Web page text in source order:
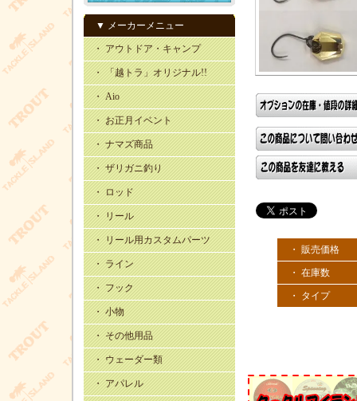
▼ メーカーメニュー
・ アウトドア・キャンプ
・ 「越トラ」オリジナル!!
・ Aio
・ お正月イベント
・ ナマズ商品
・ ザリガニ釣り
・ ロッド
・ リール
・ リール用カスタムパーツ
・ ライン
・ フック
・ 小物
・ その他用品
・ ウェーダー類
・ アパレル
・ 販売価格
・ 在庫数
・ タイプ